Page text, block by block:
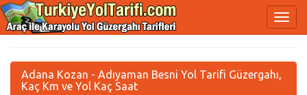
Adana Kozan - Adıyaman Besni Yol Tarifi Güzergahı,
Kaç Km ve Yol Kaç Saat